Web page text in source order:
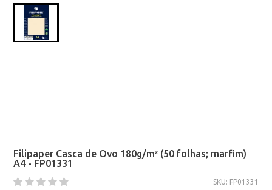
Filipaper Casca de Ovo 180g/m² (50 folhas; marfim)
A4 - FP01331
SKU: FP01331